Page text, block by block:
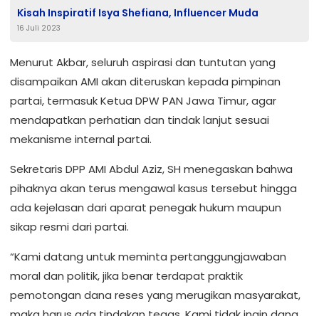
Kisah Inspiratif Isya Shefiana, Influencer Muda
16 Juli 2023
Menurut Akbar, seluruh aspirasi dan tuntutan yang
disampaikan AMI akan diteruskan kepada pimpinan
partai, termasuk Ketua DPW PAN Jawa Timur, agar
mendapatkan perhatian dan tindak lanjut sesuai
mekanisme internal partai.
Sekretaris DPP AMI Abdul Aziz, SH menegaskan bahwa
pihaknya akan terus mengawal kasus tersebut hingga
ada kejelasan dari aparat penegak hukum maupun
sikap resmi dari partai.
“Kami datang untuk meminta pertanggungjawaban
moral dan politik, jika benar terdapat praktik
pemotongan dana reses yang merugikan masyarakat,